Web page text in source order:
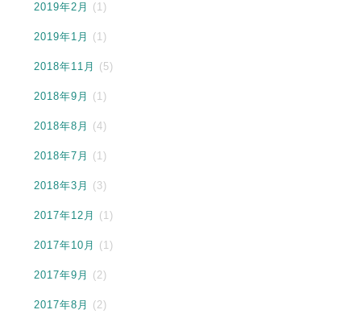
2019年2月 (1)
2019年1月 (1)
2018年11月 (5)
2018年9月 (1)
2018年8月 (4)
2018年7月 (1)
2018年3月 (3)
2017年12月 (1)
2017年10月 (1)
2017年9月 (2)
2017年8月 (2)